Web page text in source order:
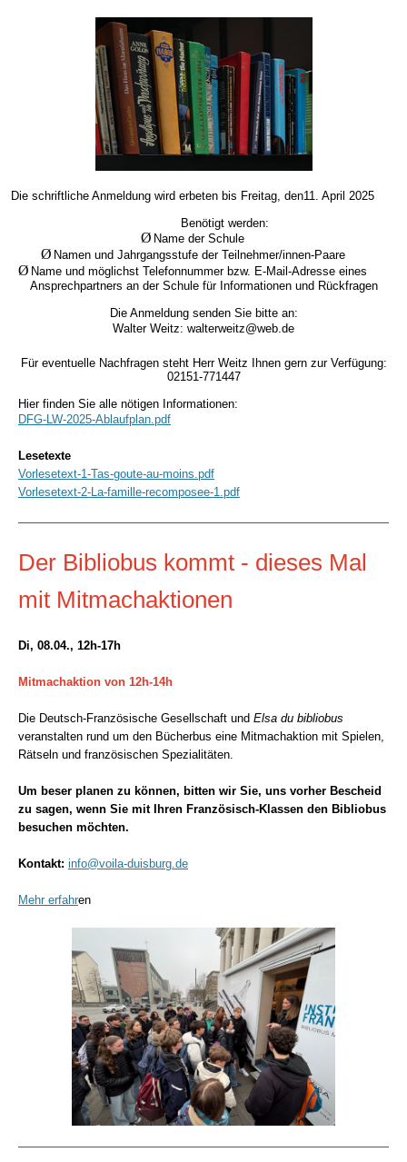
Die schriftliche Anmeldung wird erbeten bis Freitag, den11. April 2025
Benötigt werden:
Ø Name der Schule
Ø Namen und Jahrgangsstufe der Teilnehmer/innen-Paare
Ø Name und möglichst Telefonnummer bzw. E-Mail-Adresse eines
Ansprechpartners an der Schule für Informationen und Rückfragen
Die Anmeldung senden Sie bitte an:
Walter Weitz: walterweitz@web.de
Für eventuelle Nachfragen steht Herr Weitz Ihnen gern zur Verfügung:
02151-771447
Hier finden Sie alle nötigen Informationen:
DFG-LW-2025-Ablaufplan.pdf
Lesetexte
Vorlesetext-1-Tas-goute-au-moins.pdf
Vorlesetext-2-La-famille-recomposee-1.pdf
Der Bibliobus kommt - dieses Mal
mit Mitmachaktionen
Di, 08.04., 12h-17h
Mitmachaktion von 12h-14h
Die Deutsch-Französische Gesellschaft und Elsa du bibliobus
veranstalten rund um den Bücherbus eine Mitmachaktion mit Spielen,
Rätseln und französischen Spezialitäten.
Um beser planen zu können, bitten wir Sie, uns vorher Bescheid
zu sagen, wenn Sie mit Ihren Französisch-Klassen den Bibliobus
besuchen möchten.
Kontakt: info@voila-duisburg.de
Mehr erfahren